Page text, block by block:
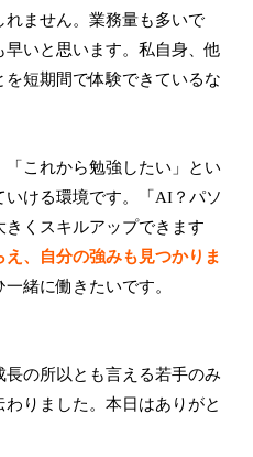
ません。業務量も多いで
いと思います。私自身、他
短期間で体験できているな
「これから勉強したい」とい
ける環境です。「AI？パソ
くスキルアップできます
、自分の強みも見つかりま
緒に働きたいです。
の所以とも言える若手のみ
りました。本日はありがと